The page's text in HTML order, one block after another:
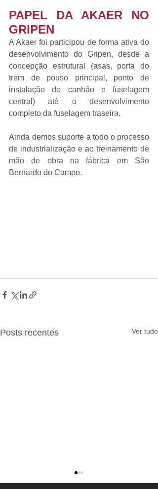
PAPEL DA AKAER NO
GRIPEN
A Akaer foi participou de forma ativa do
desenvolvimento do Gripen, desde a
concepção estrutural (asas, porta do
trem de pouso principal, ponto de
instalação do canhão e fuselagem
central) até o desenvolvimento
completo da fuselagem traseira.
Ainda demos suporte a todo o processo
de industrialização e ao treinamento de
mão de obra na fábrica em São
Bernardo do Campo.
Posts recentes Ver tudo